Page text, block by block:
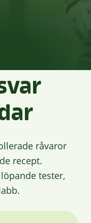
råvaror
recept.
tester,